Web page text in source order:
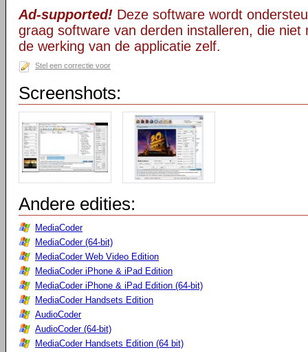
Ad-supported! Deze software wordt
graag software van derden installeren, die niet
de werking van de applicatie zelf.
Stel een correctie voor
Screenshots:
Andere edities:
MediaCoder
MediaCoder (64-bit)
MediaCoder Web Video Edition
MediaCoder iPhone & iPad Edition
MediaCoder iPhone & iPad Edition (64-bit)
MediaCoder Handsets Edition
AudioCoder
AudioCoder (64-bit)
MediaCoder Handsets Edition (64 bit)